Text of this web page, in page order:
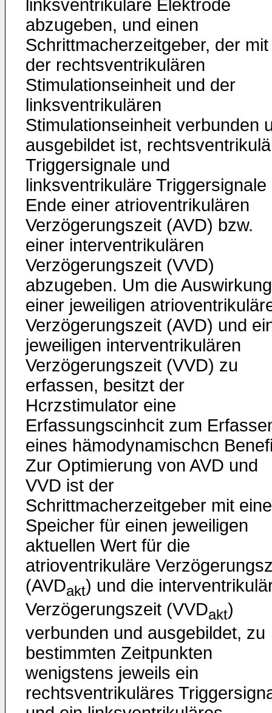
linksventrikuläre Elektrode
abzugeben, und einen
Schrittmacherzeitgeber, der mit
der rechtsventrikulären
Stimulationseinheit und der
linksventrikulären
Stimulationseinheit verbunden
ausgebildet ist,
Triggersignale und
linksventrikuläre Triggersignale
Ende einer atrioventrikulären
Verzögerungszeit (AVD) bzw.
einer interventrikulären
Verzögerungszeit (VVD)
abzugeben. Um die Auswirkung
einer jeweiligen
Verzögerungszeit (AVD) und
jeweiligen interventrikulären
Verzögerungszeit (VVD) zu
erfassen, besitzt der
Hcrzstimulator eine
Erfassungscinhcit zum
eines hämodynamischcn
Zur Optimierung von AVD und
VVD ist der
Schrittmacherzeitgeber mit
Speicher für einen jeweiligen
aktuellen Wert für die
atrioventrikuläre
(AVDakt) und die
Verzögerungszeit (VVDakt)
verbunden und ausgebildet, zu
bestimmten Zeitpunkten
wenigstens jeweils ein
rechtsventrikuläres